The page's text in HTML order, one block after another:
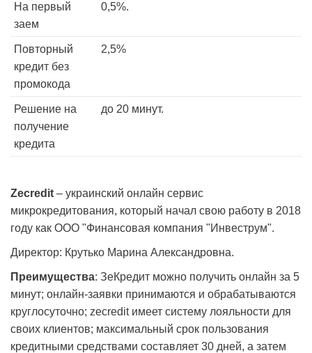
На первый
заем
0,5%.
Повторный
кредит без
промокода
2,5%
Решение на
получение
кредита
до 20 минут.
Zecredit – украинский онлайн сервис
микрокредитования, который начал свою работу в 2018
году как ООО "Финансовая компания "Инвеструм".
Директор: Крутько Марина Александровна.
Преимущества: ЗеКредит можно получить онлайн за 5
минут; онлайн-заявки принимаются и обрабатываются
круглосуточно; zecredit имеет систему лояльности для
своих клиентов; максимальный срок пользования
кредитными средствами составляет 30 дней, а затем